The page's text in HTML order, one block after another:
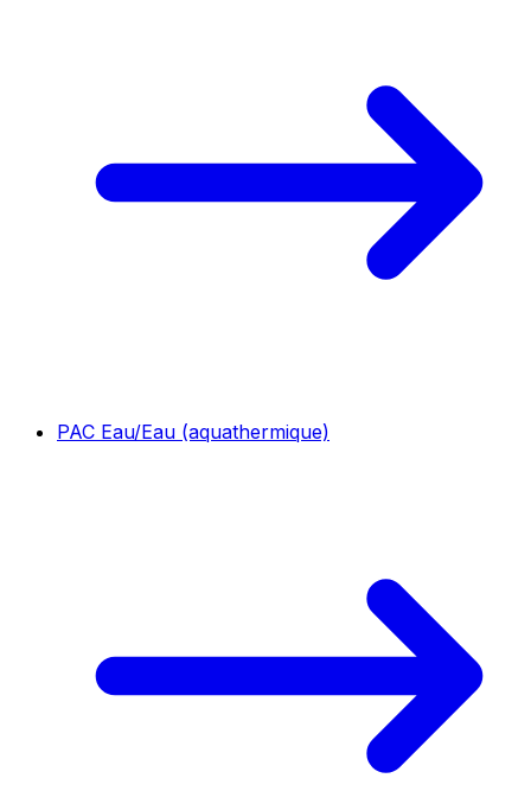
PAC Eau/Eau (aquathermique)